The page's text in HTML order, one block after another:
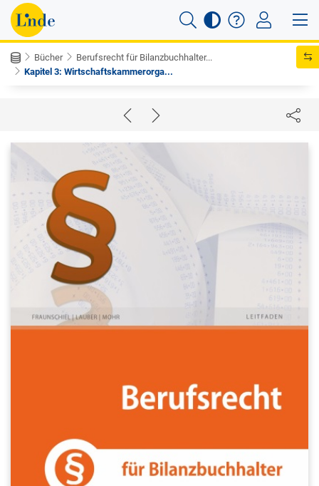
Bücher
Berufsrecht für Bilanzbuchhalter...
Kapitel 3: Wirtschaftskammerorga...